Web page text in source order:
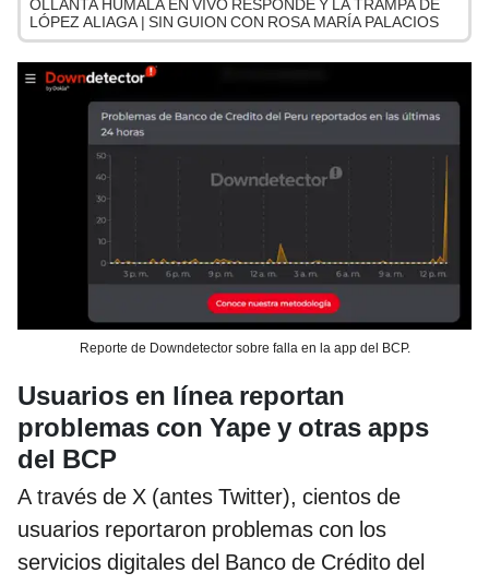
OLLANTA HUMALA EN VIVO RESPONDE Y LA TRAMPA DE
LÓPEZ ALIAGA | SIN GUION CON ROSA MARÍA PALACIOS
Reporte de Downdetector sobre falla en la app del BCP.
Usuarios en línea reportan
problemas con Yape y otras apps
del BCP
A través de X (antes Twitter), cientos de
usuarios reportaron problemas con los
servicios digitales del Banco de Crédito del